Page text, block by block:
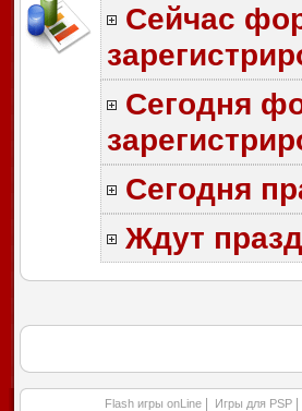
Сейчас
Сегодня
Сегодня
Ждут
Flash игры onLine Игры для PSP